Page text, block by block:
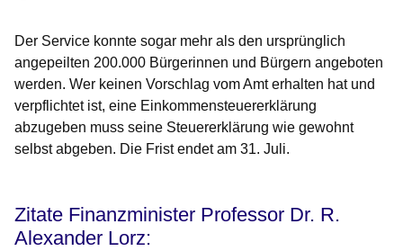
Der Service konnte sogar mehr als den ursprünglich
angepeilten 200.000 Bürgerinnen und Bürgern angeboten
werden. Wer keinen Vorschlag vom Amt erhalten hat und
verpflichtet ist, eine Einkommensteuererklärung
abzugeben muss seine Steuererklärung wie gewohnt
selbst abgeben. Die Frist endet am 31. Juli.
Zitate Finanzminister Professor Dr. R.
Alexander Lorz: